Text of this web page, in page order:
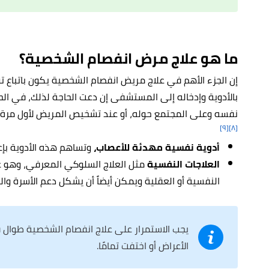
ما هو علاج مرض انفصام الشخصية؟
إن الجزء الأهم في علاج مريض انفصام الشخصية يكون
بالأدوية وإدخاله إلى المستشفى إن دعت الحاجة لذلك،
نفسه وعلى المجتمع حوله، أو عند تشخيص المريض لأول مرة
[٨] [٩]
أدوية نفسية مهدئة للأعصاب،وتساهم هذه الأدوية
العلاجات النفسيةمثل العلاج السلوكي المعرفي،
النفسية أو العقلية ويمكن أيضاً أن يشكل دعم الأسرة
يجب الاستمرار على علاج انفصام الشخصية
الأعراض أو اختفت تمامًا.